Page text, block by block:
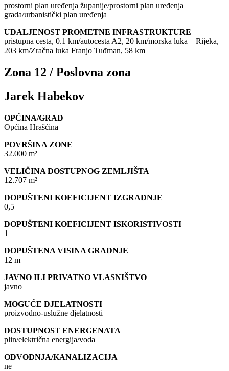
prostorni plan uređenja županije/prostorni plan uređenja
grada/urbanistički plan uređenja
UDALJENOST PROMETNE INFRASTRUKTURE
pristupna cesta, 0.1 km/autocesta A2, 20 km/morska luka – Rijeka,
203 km/Zračna luka Franjo Tuđman, 58 km
Zona 12 / Poslovna zona
Jarek Habekov
OPĆINA/GRAD
Općina Hrašćina
POVRŠINA ZONE
32.000 m²
VELIČINA DOSTUPNOG ZEMLJIŠTA
12.707 m²
DOPUŠTENI KOEFICIJENT IZGRADNJE
0,5
DOPUŠTENI KOEFICIJENT ISKORISTIVOSTI
1
DOPUŠTENA VISINA GRADNJE
12 m
JAVNO ILI PRIVATNO VLASNIŠTVO
javno
MOGUĆE DJELATNOSTI
proizvodno-uslužne djelatnosti
DOSTUPNOST ENERGENATA
plin/električna energija/voda
ODVODNJA/KANALIZACIJA
ne